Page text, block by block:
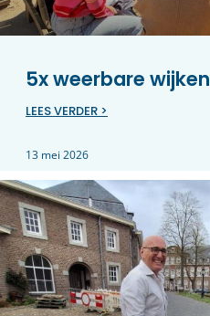
5x weerbare wijken
LEES VERDER >
13 mei 2026